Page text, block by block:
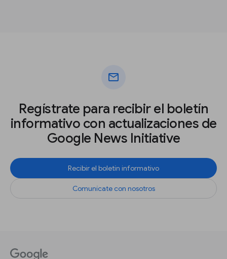
mail
Regístrate para recibir el boletín
informativo con actualizaciones de
Google News Initiative
Recibir el boletín informativo
Comunícate con nosotros